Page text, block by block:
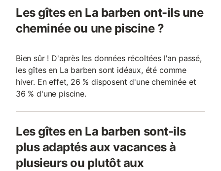
Les gîtes en La barben ont-ils une
cheminée ou une piscine ?
Bien sûr ! D'après les données récoltées l'an passé,
les gîtes en La barben sont idéaux, été comme
hiver. En effet, 26 % disposent d'une cheminée et
36 % d'une piscine.
Les gîtes en La barben sont-ils
plus adaptés aux vacances à
plusieurs ou plutôt aux